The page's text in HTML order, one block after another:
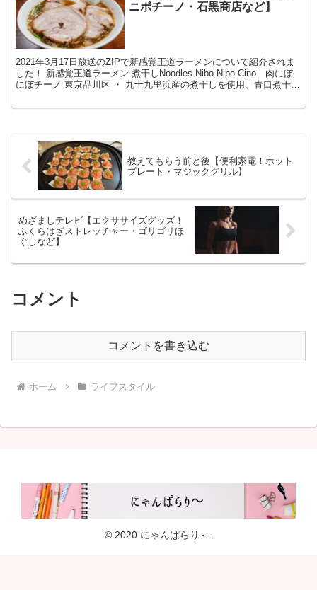
ニボチーノ・石黒商店など】
2021年3月17日放送のZIPで新感覚王道ラーメンについて紹介されま
した！ 新感覚王道ラーメン 煮干しNoodles Nibo Nibo Cino 肉にぼ
にぼチーノ 東京品川区 ・ 九十九里浜産の煮干しを使用、青口煮干
教えてもらう前と後【便利家電！ホット
プレート・マジックグリル】
めざましテレビ【エクササイズグッズ！
ふくらはぎストレッチャー・ゴリゴリほ
ぐしなど】
コメント
コメントを書き込む
ホーム ライフスタイル
© 2020 にゃんぱらり～.